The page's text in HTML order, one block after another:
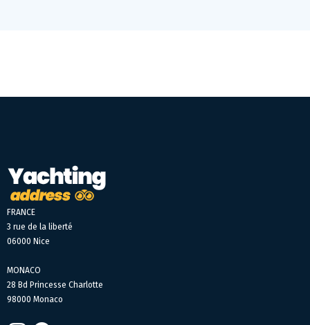
FRANCE
3 rue de la liberté
06000 Nice
MONACO
28 Bd Princesse Charlotte
98000 Monaco